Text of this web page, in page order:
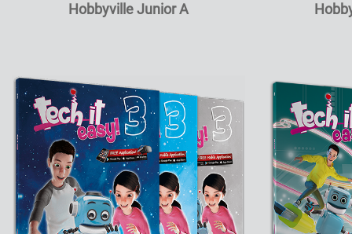
Hobbyville Junior A